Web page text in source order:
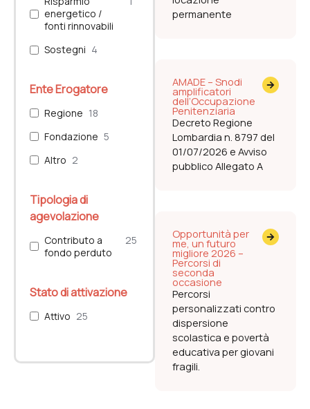
energetico /
fonti rinnovabili
Sostegni 4
Ente Erogatore
Regione 18
Fondazione 5
Altro 2
Tipologia di
agevolazione
Contributo a
fondo perduto
25
Stato di attivazione
Attivo 25
permanente
AMADE – Snodi
amplificatori
dell’Occupazione
Penitenziaria
Decreto Regione
Lombardia n. 8797 del
01/07/2026 e Avviso
pubblico Allegato A
Opportunità per
me, un futuro
migliore 2026 –
Percorsi di
seconda
occasione
Percorsi
personalizzati contro
dispersione
scolastica e povertà
educativa per giovani
fragili.